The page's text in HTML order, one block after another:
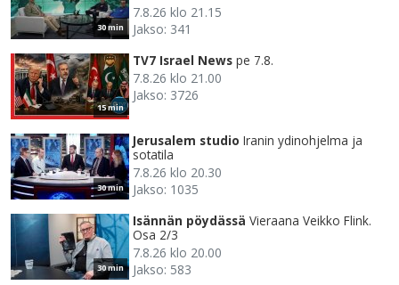
30 min
7.8.26 klo 21.15
Jakso: 341
15 min
TV7 Israel News pe 7.8.
7.8.26 klo 21.00
Jakso: 3726
30 min
Jerusalem studio Iranin ydinohjelma ja
sotatila
7.8.26 klo 20.30
Jakso: 1035
30 min
Isännän pöydässä Vieraana Veikko Flink.
Osa 2/3
7.8.26 klo 20.00
Jakso: 583